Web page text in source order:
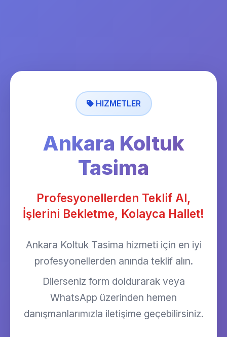
HIZMETLER
Ankara Koltuk
Tasima
Profesyonellerden Teklif Al,
İşlerini Bekletme, Kolayca Hallet!
Ankara Koltuk Tasima hizmeti için en iyi
profesyonellerden anında teklif alın.
Dilerseniz form doldurarak veya
WhatsApp üzerinden hemen
danışmanlarımızla iletişime geçebilirsiniz.